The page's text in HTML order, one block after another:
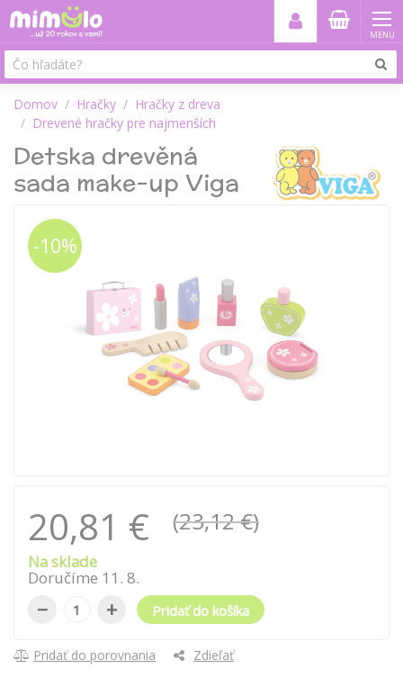
MENU
Domov Hračky
Hračky z dreva
Drevené hračky pre najmenších
Detska drevěná
sada make-up Viga
-10%
20,81 € (23,12 €)
Na sklade
Doručíme 11 . 8.
− + Pridať do košíka
Pridať do porovnania Zdieľať